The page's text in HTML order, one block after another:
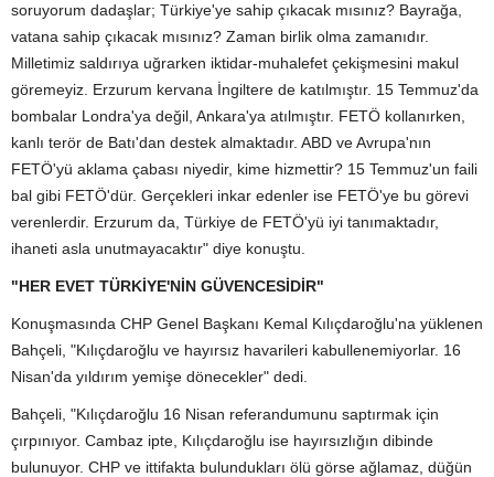
soruyorum dadaşlar; Türkiye'ye sahip çıkacak mısınız? Bayrağa,
vatana sahip çıkacak mısınız? Zaman birlik olma zamanıdır.
Milletimiz saldırıya uğrarken iktidar-muhalefet çekişmesini makul
göremeyiz. Erzurum kervana İngiltere de katılmıştır. 15 Temmuz'da
bombalar Londra'ya değil, Ankara'ya atılmıştır. FETÖ kollanırken,
kanlı terör de Batı'dan destek almaktadır. ABD ve Avrupa'nın
FETÖ'yü aklama çabası niyedir, kime hizmettir? 15 Temmuz'un faili
bal gibi FETÖ'dür. Gerçekleri inkar edenler ise FETÖ'ye bu görevi
verenlerdir. Erzurum da, Türkiye de FETÖ'yü iyi tanımaktadır,
ihaneti asla unutmayacaktır" diye konuştu.
"HER EVET TÜRKİYE'NİN GÜVENCESİDİR"
Konuşmasında CHP Genel Başkanı Kemal Kılıçdaroğlu'na yüklenen
Bahçeli, "Kılıçdaroğlu ve hayırsız havarileri kabullenemiyorlar. 16
Nisan'da yıldırım yemişe dönecekler" dedi.
Bahçeli, "Kılıçdaroğlu 16 Nisan referandumunu saptırmak için
çırpınıyor. Cambaz ipte, Kılıçdaroğlu ise hayırsızlığın dibinde
bulunuyor. CHP ve ittifakta bulundukları ölü görse ağlamaz, düğün